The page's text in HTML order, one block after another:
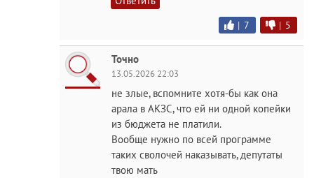
| 7 | 5
Точно
13.05.2026 22:03
не злые, вспомните хотя-бы как она
арала в АКЗС, что ей ни одной копейки
из бюджета не платили.
Вообще нужно по всей программе
таких сволочей наказывать, депутаты
твою мать